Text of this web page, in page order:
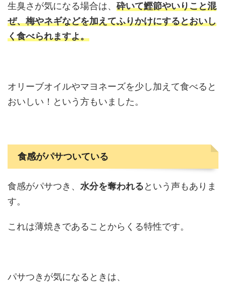
生臭さが気になる場合は、 砕いて鰹節やいりこと混
ぜ、梅やネギなどを加えてふりかけにするとおいし
く食べられますよ。
オリーブオイルやマヨネーズを少し加えて食べると
おいしい！という方もいました。
食感がパサついている
食感がパサつき、 水分を奪われるという声もありま
す。
これは薄焼きであることからくる特性です。
パサつきが気になるときは、